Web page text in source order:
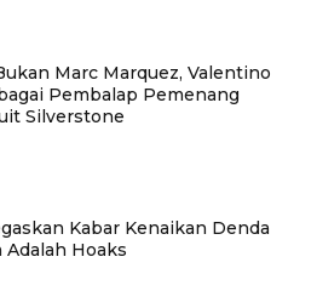
Marc Marquez, Valentino
Pembalap Pemenang
Silverstone
Kabar Kenaikan Denda
Adalah Hoaks